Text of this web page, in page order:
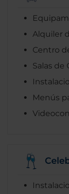
Alquiler
Centro
Salas de
Menús